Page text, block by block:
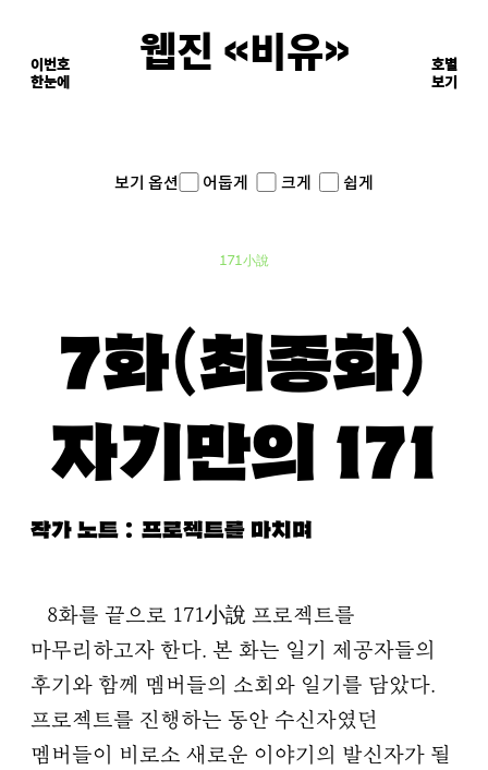
웹진 《비유》
이면의 장면들
이번호
한눈에
호별
보기
보기 옵션 어둡게 크게 쉽게
171小說
8화(최종화)
자기만의 171
작가 노트 : 프로젝트를 마치며
8화를 끝으로 171小說 프로젝트를
마무리하고자 한다. 본 화는 일기 제공자들의
후기와 함께 멤버들의 소회와 일기를 담았다.
프로젝트를 진행하는 동안 수신자였던
멤버들이 비로소 새로운 이야기의 발신자가 될